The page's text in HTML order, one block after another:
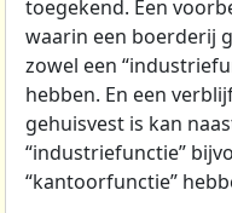
toegekend. Een
waarin een boerderij
zowel een
hebben. En een
gehuisvest is kan
“industriefunctie”
“kantoorfunctie”